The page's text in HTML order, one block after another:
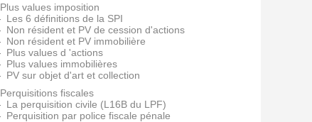
Plus values imposition
Les 6 définitions de la SPI
Non résident et PV de cession d'actions
Non résident et PV immobilière
Plus values d 'actions
Plus values immobilières
PV sur objet d'art et collection
Perquisitions fiscales
La perquisition civile (L16B du LPF)
Perquisition par police fiscale pénale